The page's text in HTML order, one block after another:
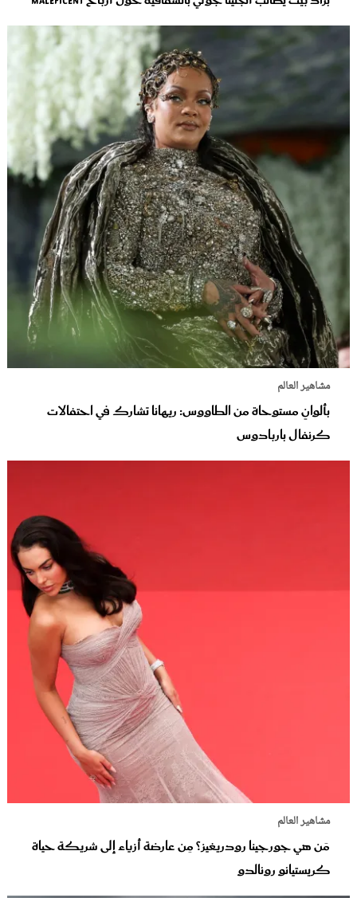
مشاهير العالم
بألوانٍ مستوحاة من الطاووس: ريهانا تشارك في احتفالات
كرنفال باربادوس
مشاهير العالم
مَن هي جورجينا رودريغيز؟ مِن عارضة أزياء إلى شريكة حياة
كريستيانو رونالدو